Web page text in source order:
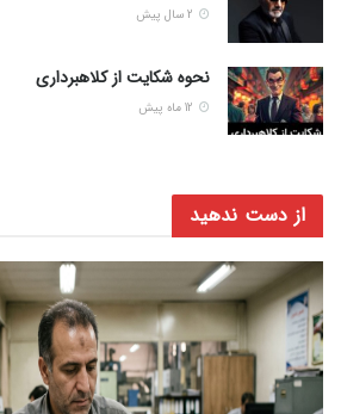
نحوه شکایت از کلاهبرداری
از دست ندهید